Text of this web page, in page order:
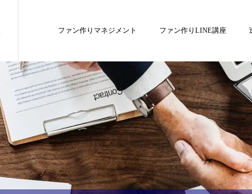
ファン作りマネジメント ファン作りLINE講座